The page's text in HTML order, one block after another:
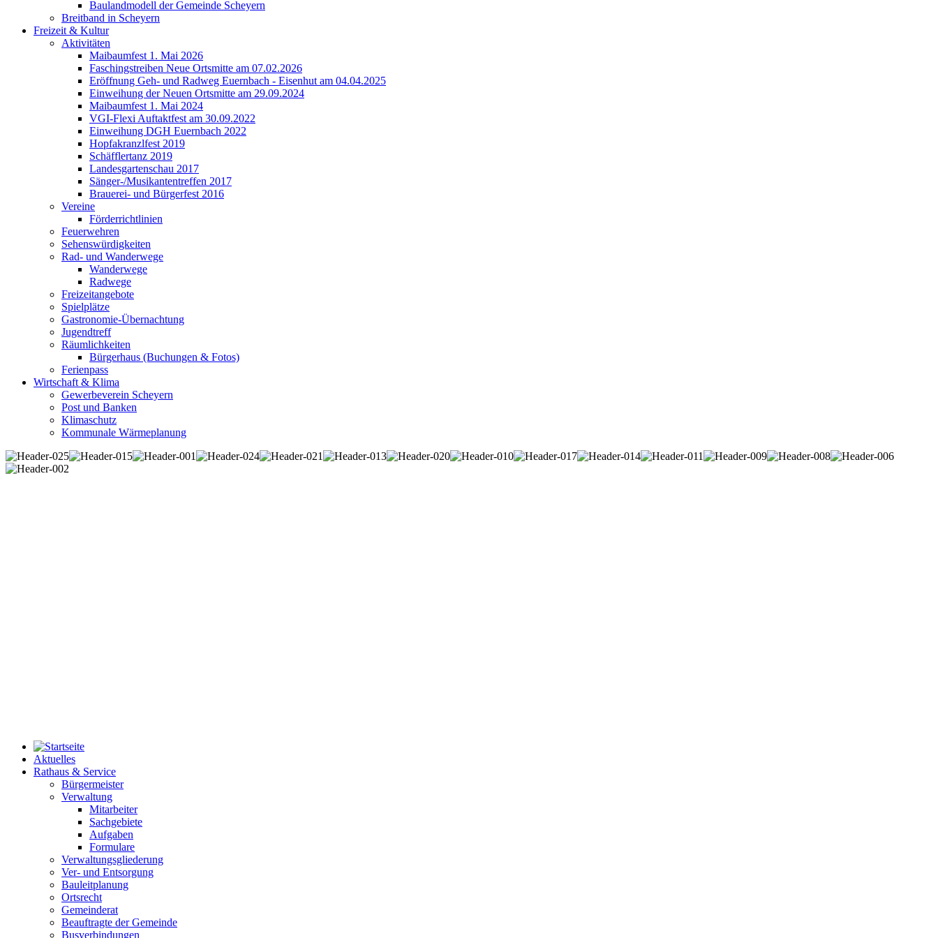
Baulandmodell der Gemeinde Scheyern
Breitband in Scheyern
Freizeit & Kultur
Aktivitäten
Maibaumfest 1. Mai 2026
Faschingstreiben Neue Ortsmitte am 07.02.2026
Eröffnung Geh- und Radweg Euernbach - Eisenhut am 04.04.2025
Einweihung der Neuen Ortsmitte am 29.09.2024
Maibaumfest 1. Mai 2024
VGI-Flexi Auftaktfest am 30.09.2022
Einweihung DGH Euernbach 2022
Hopfakranzlfest 2019
Schäfflertanz 2019
Landesgartenschau 2017
Sänger-/Musikantentreffen 2017
Brauerei- und Bürgerfest 2016
Vereine
Förderrichtlinien
Feuerwehren
Sehenswürdigkeiten
Rad- und Wanderwege
Wanderwege
Radwege
Freizeitangebote
Spielplätze
Gastronomie-Übernachtung
Jugendtreff
Räumlichkeiten
Bürgerhaus (Buchungen & Fotos)
Ferienpass
Wirtschaft & Klima
Gewerbeverein Scheyern
Post und Banken
Klimaschutz
Kommunale Wärmeplanung
Aktuelles
Rathaus & Service
Bürgermeister
Verwaltung
Mitarbeiter
Sachgebiete
Aufgaben
Formulare
Verwaltungsgliederung
Ver- und Entsorgung
Bauleitplanung
Ortsrecht
Gemeinderat
Beauftragte der Gemeinde
Busverbindungen